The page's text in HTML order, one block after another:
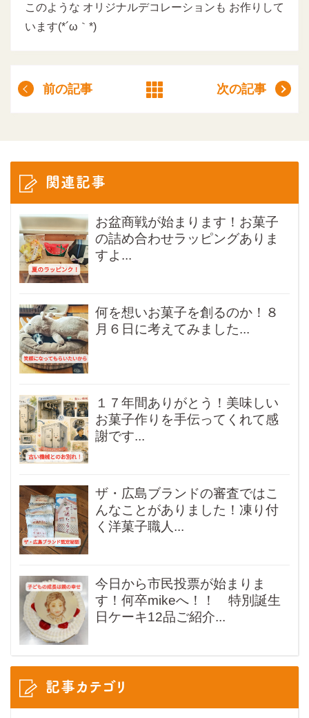
このような オリジナルデコレーションも お作りして
います(*´ω｀*)
前の記事 次の記事
関連記事
お盆商戦が始まります！お菓子
の詰め合わせラッピングありま
すよ...
何を想いお菓子を創るのか！８
月６日に考えてみました...
１７年間ありがとう！美味しい
お菓子作りを手伝ってくれて感
謝です...
ザ・広島ブランドの審査ではこ
んなことがありました！凍り付
く洋菓子職人...
今日から市民投票が始まりま
す！何卒mikeへ！！ 特別誕生
日ケーキ12品ご紹介...
記事カテゴリ